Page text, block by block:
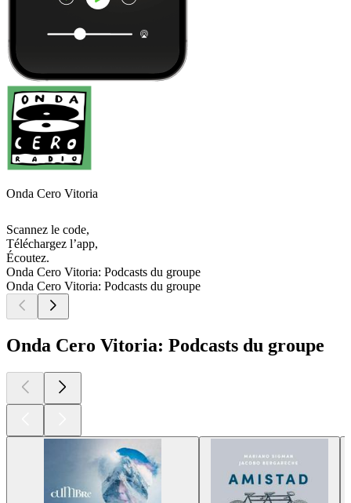
Onda Cero Vitoria
Scannez le code,
Téléchargez l’app,
Écoutez.
Onda Cero Vitoria: Podcasts du groupe
Onda Cero Vitoria: Podcasts du groupe
Onda Cero Vitoria: Podcasts du groupe